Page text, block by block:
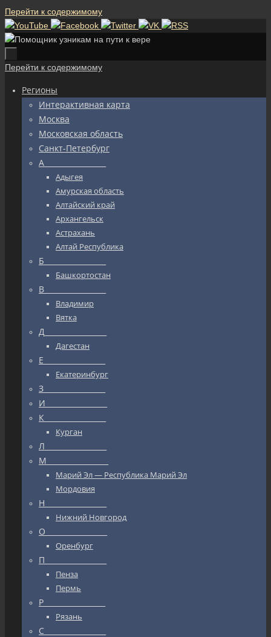
Перейти к содержимому
Перейти к содержимому
Регионы
Интерактивная карта
Москва
Московская область
Санкт-Петербург
А_________________
Адыгея
Амурская область
Алтайский край
Архангельск
Астрахань
Алтай Республика
Б_________________
Башкортостан
В_________________
Владимир
Вятка
Д_________________
Дагестан
Е_________________
Екатеринбург
З_________________
И_________________
К_________________
Курган
Л_________________
М_________________
Марий Эл — Республика Марий Эл
Мордовия
Н_________________
Нижний Новгород
О_________________
Оренбург
П_________________
Пенза
Пермь
Р_________________
Рязань
С_________________